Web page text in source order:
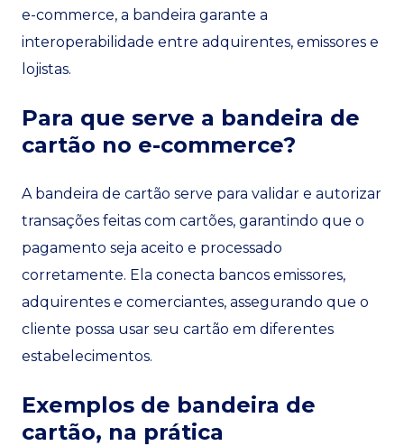
e-commerce, a bandeira garante a
interoperabilidade entre adquirentes, emissores e
lojistas.
Para que serve a bandeira de
cartão no e-commerce?
A bandeira de cartão serve para validar e autorizar
transações feitas com cartões, garantindo que o
pagamento seja aceito e processado
corretamente. Ela conecta bancos emissores,
adquirentes e comerciantes, assegurando que o
cliente possa usar seu cartão em diferentes
estabelecimentos.
Exemplos de bandeira de
cartão, na prática